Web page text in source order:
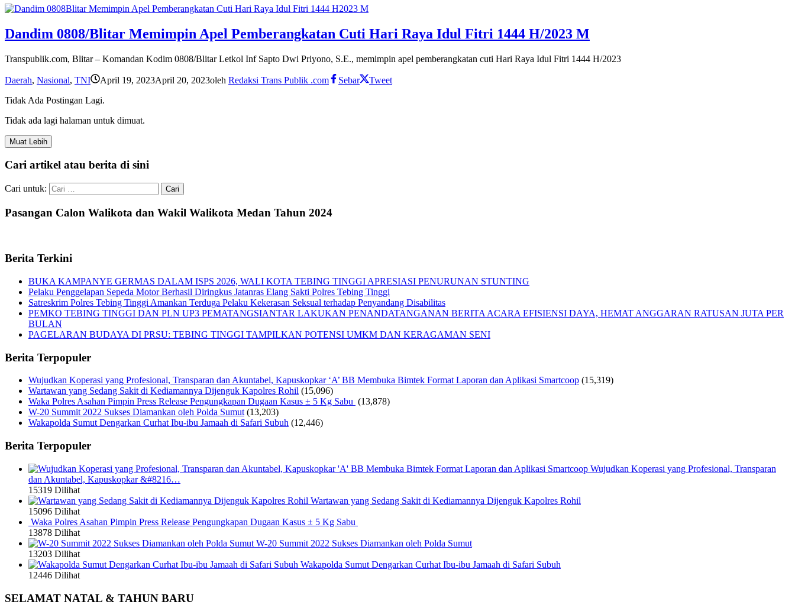
Dandim 0808/Blitar Memimpin Apel Pemberangkatan Cuti Hari Raya Idul Fitri 1444 H/2023 M
Transpublik.com, Blitar – Komandan Kodim 0808/Blitar Letkol Inf Sapto Dwi Priyono, S.E., memimpin apel pemberangkatan cuti Hari Raya Idul Fitri 1444 H/2023
Daerah, Nasional, TNI April 19, 2023April 20, 2023oleh Redaksi Trans Publik .com Sebar
Tweet
Tidak Ada Postingan Lagi.
Tidak ada lagi halaman untuk dimuat.
Muat Lebih
Cari artikel atau berita di sini
Cari untuk:
Pasangan Calon Walikota dan Wakil Walikota Medan Tahun 2024
Berita Terkini
BUKA KAMPANYE GERMAS DALAM ISPS 2026, WALI KOTA TEBING TINGGI APRESIASI PENURUNAN STUNTING
Pelaku Penggelapan Sepeda Motor Berhasil Diringkus Jatanras Elang Sakti Polres Tebing Tinggi
Satreskrim Polres Tebing Tinggi Amankan Terduga Pelaku Kekerasan Seksual terhadap Penyandang Disabilitas
PEMKO TEBING TINGGI DAN PLN UP3 PEMATANGSIANTAR LAKUKAN PENANDATANGANAN BERITA ACARA EFISIENSI DAYA, HEMAT ANGGARAN RATUSAN JUTA PER
BULAN
PAGELARAN BUDAYA DI PRSU: TEBING TINGGI TAMPILKAN POTENSI UMKM DAN KERAGAMAN SENI
Berita Terpopuler
Wujudkan Koperasi yang Profesional, Transparan dan Akuntabel, Kapuskopkar ‘A’ BB Membuka Bimtek Format Laporan dan Aplikasi Smartcoop (15,319)
Wartawan yang Sedang Sakit di Kediamannya Dijenguk Kapolres Rohil (15,096)
Waka Polres Asahan Pimpin Press Release Pengungkapan Dugaan Kasus ± 5 Kg Sabu (13,878)
W-20 Summit 2022 Sukses Diamankan oleh Polda Sumut (13,203)
Wakapolda Sumut Dengarkan Curhat Ibu-ibu Jamaah di Safari Subuh (12,446)
Berita Terpopuler
Wujudkan Koperasi yang Profesional, Transparan
dan Akuntabel, Kapuskopkar &#8216…
15319 Dilihat
Wartawan yang Sedang Sakit di Kediamannya Dijenguk Kapolres Rohil
15096 Dilihat
Waka Polres Asahan Pimpin Press Release Pengungkapan Dugaan Kasus ± 5 Kg Sabu
13878 Dilihat
W-20 Summit 2022 Sukses Diamankan oleh Polda Sumut
13203 Dilihat
Wakapolda Sumut Dengarkan Curhat Ibu-ibu Jamaah di Safari Subuh
12446 Dilihat
SELAMAT NATAL & TAHUN BARU